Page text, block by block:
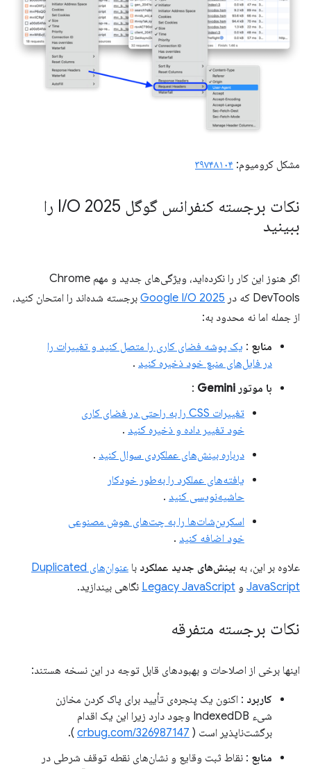
مشکل کرومیوم: ۳۹۷۴۸۱۰۴
نکات برجسته کنفرانس گوگل I / O 2025 را
ببینید
اگر هنوز این کار را نکرده‌اید، ویژگی‌های جدید و مهم Chrome
DevTools که در
Google I/O 2025 برجسته شده‌اند را امتحان کنید،
از جمله اما نه محدود به:
منابع : یک پوشه فضای کاری را متصل کنید و تغییرات را
در فایل‌های منبع خود ذخیره کنید .
با موتور Gemini
:
تغییرات CSS را به راحتی در فضای کاری
خود تغییر داده و ذخیره کنید .
درباره بینش‌های عملکردی سوال کنید .
یافته‌های عملکرد را به‌طور خودکار
حاشیه‌نویسی کنید .
اسکرین‌شات‌ها را به چت‌های هوش مصنوعی
خود اضافه کنید .
علاوه بر این، به بینش‌های جدید عملکرد با
عنوان‌های Duplicated
JavaScript و Legacy JavaScript نگاهی بیندازید.
نکات برجسته متفرقه
اینها برخی از اصلاحات و بهبودهای قابل توجه در این نسخه هستند:
کاربرد : اکنون یک پنجره‌ی تأیید برای پاک کردن مخازن
شیء IndexedDB وجود دارد زیرا این یک اقدام
برگشت‌ناپذیر است ( crbug.com/326987147
).
منابع : نقاط ثبت وقایع و نشان‌های نقطه توقف شرطی در